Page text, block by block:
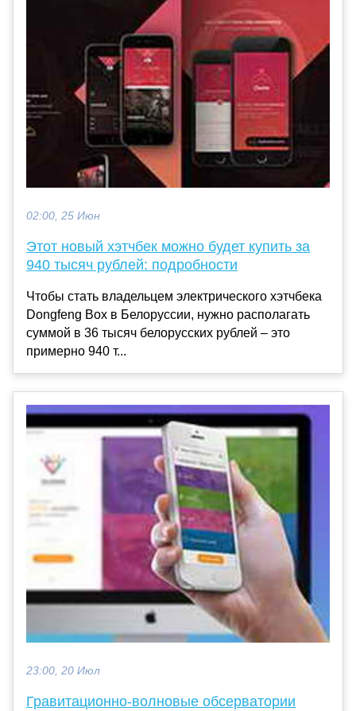
02:00, 25 Июн
Этот новый хэтчбек можно будет купить за
940 тысяч рублей: подробности
Чтобы стать владельцем электрического хэтчбека
Dongfeng Box в Белоруссии, нужно располагать
суммой в 36 тысяч белорусских рублей – это
примерно 940 т...
23:00, 20 Июл
Гравитационно-волновые обсерватории